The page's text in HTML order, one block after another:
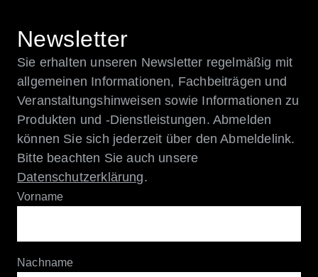
Newsletter
Sie erhalten unseren Newsletter regelmäßig mit
allgemeinen Informationen, Fachbeiträgen und
Veranstaltungshinweisen sowie Informationen zu
Produkten und -Dienstleistungen. Abmelden
können Sie sich jederzeit über den Abmeldelink.
Bitte beachten Sie auch unsere
Datenschutzerklärung.
Vorname
Nachname